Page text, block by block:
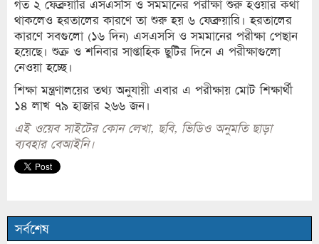
গত ২ ফেব্রুয়ারি এসএসসি ও সমমানের পরীক্ষা শুরু হওয়ার কথা
থাকলেও হরতালের কারণে তা শুরু হয় ৬ ফেব্রুয়ারি। হরতালের
কারণে সবগুলো (১৬ দিন) এসএসসি ও সমমানের পরীক্ষা পেছান
হয়েছে। শুক্র ও শনিবার সাপ্তাহিক ছুটির দিনে এ পরীক্ষাগুলো
নেওয়া হচ্ছে।
শিক্ষা মন্ত্রণালয়ের তথ্য অনুযায়ী এবার এ পরীক্ষায় মোট শিক্ষার্থী
১৪ লাখ ৭৯ হাজার ২৬৬ জন।
এই ওয়েব সাইটের কোন লেখা, ছবি, ভিডিও অনুমতি ছাড়া
ব্যবহার বেআইনি।
সর্বশেষ